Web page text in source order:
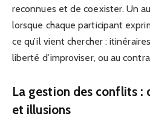
reconnues et de coexister. Un
lorsque chaque participant
ce qu’il vient chercher :
liberté d’improviser, ou au
La gestion des conflits :
et illusions